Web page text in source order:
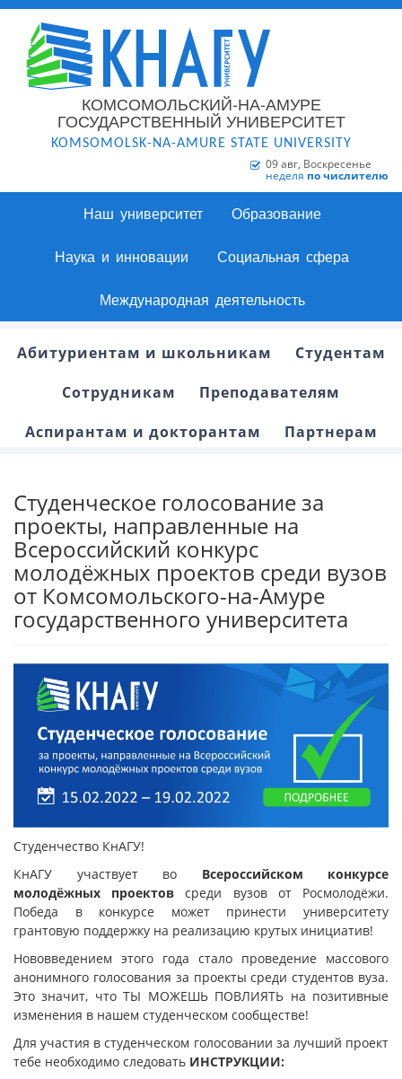
КОМСОМОЛЬСКИЙ-НА-АМУРЕ
ГОСУДАРСТВЕННЫЙ УНИВЕРСИТЕТ
KOMSOMOLSK-NA-AMURE STATE UNIVERSITY
09 авг, Воскресенье
неделя по числителю
Наш университет Образование
Наука и инновации Социальная сфера
Международная деятельность
Абитуриентам и школьникам
Студентам
Сотрудникам
Преподавателям
Аспирантам и докторантам
Партнерам
Студенческое голосование за
проекты, направленные на
Всероссийский конкурс
молодёжных проектов среди вузов
от Комсомольского-на-Амуре
государственного университета
Студенчество КнАГУ!
КнАГУ участвует во Всероссийском конкурсе
молодёжных проектов среди вузов от Росмолодёжи.
Победа в конкурсе может принести университету
грантовую поддержку на реализацию крутых инициатив!
Нововведением этого года стало проведение массового
анонимного голосования за проекты среди студентов вуза.
Это значит, что ТЫ МОЖЕШЬ ПОВЛИЯТЬ на позитивные
изменения в нашем студенческом сообществе!
Для участия в студенческом голосовании за лучший проект
тебе необходимо следовать ИНСТРУКЦИИ: